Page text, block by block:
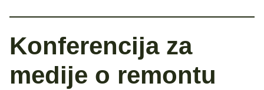
Konferencija za
medije o remontu